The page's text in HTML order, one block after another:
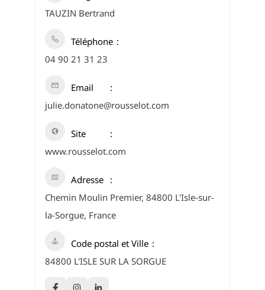
TAUZIN Bertrand
Téléphone
04 90 21 31 23
Email
julie.donatone@rousselot.com
Site
www.rousselot.com
Adresse
Chemin Moulin Premier, 84800 L'Isle-sur-
la-Sorgue, France
Code postal et Ville
84800 L'ISLE SUR LA SORGUE